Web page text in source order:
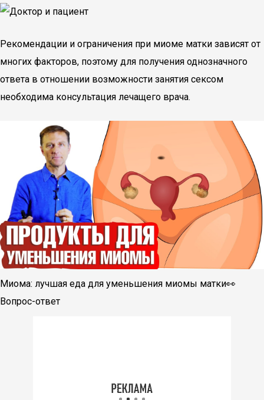
Рекомендации и ограничения при миоме матки зависят от
многих факторов, поэтому для получения однозначного
ответа в отношении возможности занятия сексом
необходима консультация лечащего врача.
Миома: лучшая еда для уменьшения миомы матки👀
Вопрос-ответ